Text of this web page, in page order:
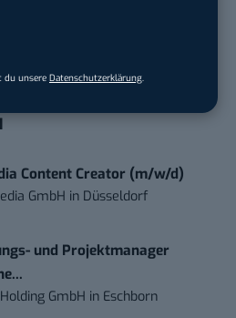
du unsere Datenschutzerklärung
Content Creator (m/w/d)
GmbH in Düsseldorf
und Projektmanager
GmbH in Eschborn